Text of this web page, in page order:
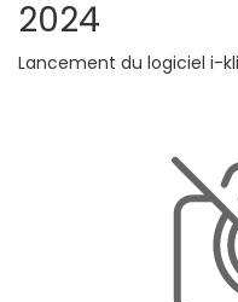
2024
Lancement du logiciel i-